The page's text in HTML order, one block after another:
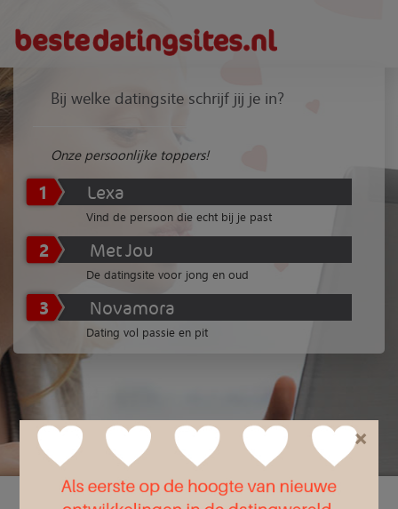
Bij welke datingsite schrijf jij je in?
Onze persoonlijke toppers!
1 Lexa
Vind de persoon die echt bij je past
2 Met Jou
De datingsite voor jong en oud
3 Novamora
Dating vol passie en pit
×